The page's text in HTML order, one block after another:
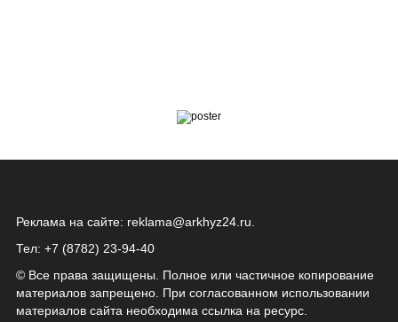
Реклама на сайте: reklama@arkhyz24.ru
Тел: +7 (8782) 23‑94‑40
© Все права защищены. Полное или частичное копирование
материалов запрещено. При согласованном использовании
материалов сайта необходима ссылка на ресурс.